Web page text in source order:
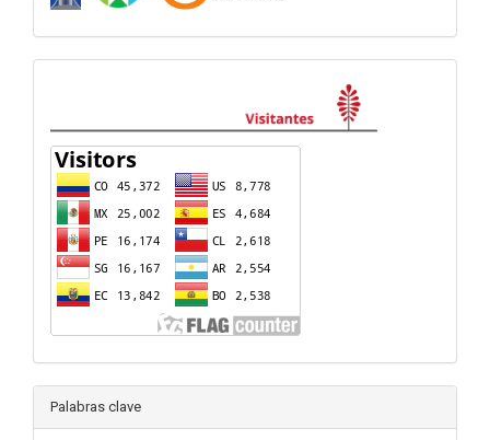
Palabras clave